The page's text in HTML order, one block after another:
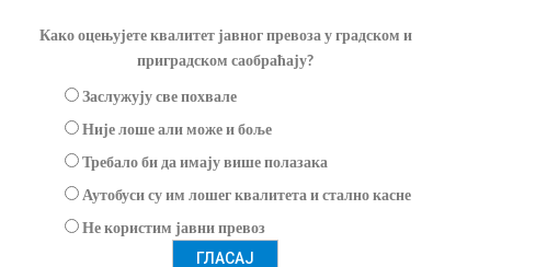
Како оцењујете квалитет јавног превоза у градском и
приградском саобраћају?
Заслужују све похвале
Није лоше али може и боље
Требало би да имају више полазака
Аутобуси су им лошег квалитета и стално касне
Не користим јавни превоз